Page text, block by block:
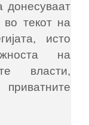
донесуваат
во текот на
исто
на
власти,